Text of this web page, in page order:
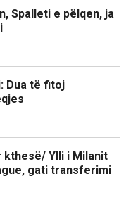
Spalleti e pëlqen, ja
Dua të fitoj
kthesë/ Ylli i Milanit
gati transferimi